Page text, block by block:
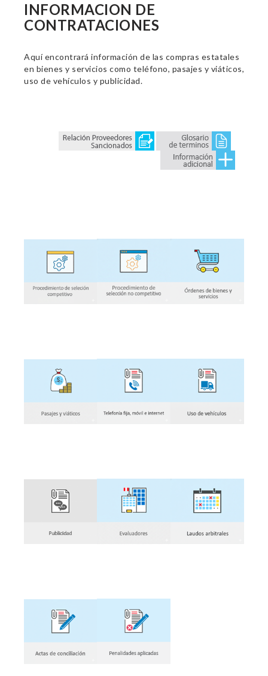
INFORMACION DE
CONTRATACIONES
Aquí encontrará información de las compras estatales
en bienes y servicios como teléfono, pasajes y viáticos,
uso de vehículos y publicidad.